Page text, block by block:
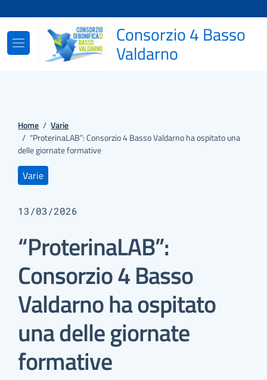
Consorzio 4 Basso
Valdarno
Home / Varie
/ “ProterinaLAB”: Consorzio 4 Basso Valdarno ha ospitato una
delle giornate formative
Varie
13/03/2026
“ProterinaLAB”:
Consorzio 4 Basso
Valdarno ha ospitato
una delle giornate
formative